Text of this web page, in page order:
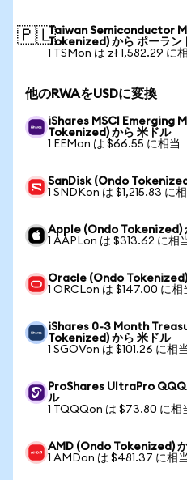
🇵🇱Taiwan Semiconductor
Tokenized) から ポーラン
1 TSMon は zł 1,582.29 に
他のRWAをUSDに変換
iShares MSCI Emerging
Tokenized) から 米ドル
1 EEMon は $66.55 に相当
SanDisk (Ondo
1 SNDKon は $1,215.83 に
Apple (Ondo Tokenized)
1 AAPLon は $313.62 に相
Oracle (Ondo Tokenized)
1 ORCLon は $147.00 に相
iShares 0-3 Month
Tokenized) から 米ドル
1 SGOVon は $101.26 に相当
ProShares UltraPro
ル
1 TQQQon は $73.80 に相
AMD (Ondo Tokenized)
1 AMDon は $481.37 に相当